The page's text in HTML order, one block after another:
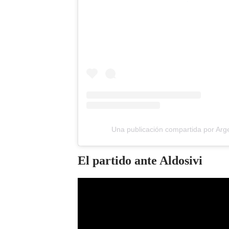
Una publicación compartida por
El partido ante Aldosivi